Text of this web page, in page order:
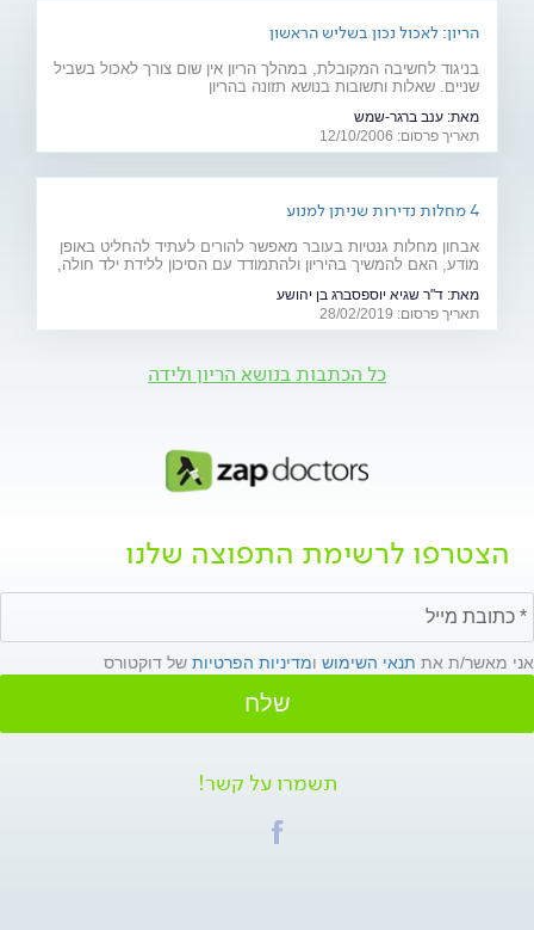
הריון: לאכול נכון בשליש הראשון
בניגוד לחשיבה המקובלת, במהלך הריון אין שום צורך לאכול בשביל
שניים. שאלות ותשובות בנושא תזונה בהריון
מאת: ענב ברגר-שמש
תאריך פרסום: 12/10/2006
4 מחלות נדירות שניתן למנוע
אבחון מחלות גנטיות בעובר מאפשר להורים לעתיד להחליט באופן
מודע, האם להמשיך בהיריון ולהתמודד עם הסיכון ללידת ילד חולה,
(28.2)מאת: ד"ר שגיא יוספסברג בן יהושע
תאריך פרסום: 28/02/2019
כל הכתבות בנושא הריון ולידה
הצטרפו לרשימת התפוצה שלנו
אני מאשר/ת את תנאי השימוש ומדיניות הפרטיות של דוקטורס
שלח
תשמרו על קשר!